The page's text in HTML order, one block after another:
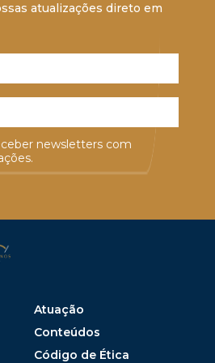
atualizações direto em
newsletters com
Atuação
Conteúdos
Código de Ética